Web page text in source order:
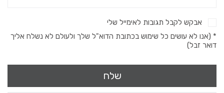
אבקש לקבל תגובות לאימייל שלי
* (אנו לא עושים כל שימוש בכתובת הדוא"ל שלך ולעולם לא נשלח אליך
דואר זבל)
שלח